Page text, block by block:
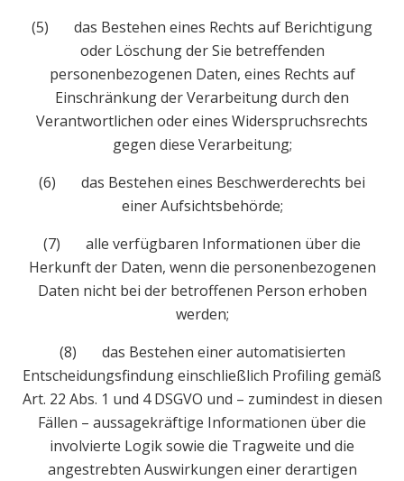
(5) das Bestehen eines Rechts auf Berichtigung
oder Löschung der Sie betreffenden
personenbezogenen Daten, eines Rechts auf
Einschränkung der Verarbeitung durch den
Verantwortlichen oder eines Widerspruchsrechts
gegen diese Verarbeitung;
(6) das Bestehen eines Beschwerderechts bei
einer Aufsichtsbehörde;
(7) alle verfügbaren Informationen über die
Herkunft der Daten, wenn die personenbezogenen
Daten nicht bei der betroffenen Person erhoben
werden;
(8) das Bestehen einer automatisierten
Entscheidungsfindung einschließlich Profiling gemäß
Art. 22 Abs. 1 und 4 DSGVO und – zumindest in diesen
Fällen – aussagekräftige Informationen über die
involvierte Logik sowie die Tragweite und die
angestrebten Auswirkungen einer derartigen